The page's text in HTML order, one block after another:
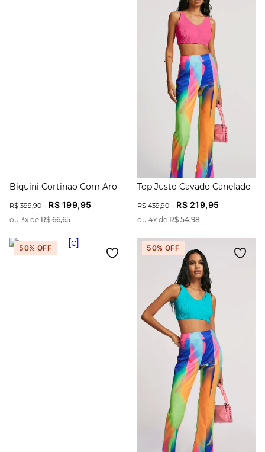
Biquini Cortinao Com Aro
R$ 399,90 R$ 199,95
ou 3x de R$ 66,65
Top Justo Cavado Canelado
R$ 439,90 R$ 219,95
ou 4x de R$ 54,98
50% OFF 50% OFF